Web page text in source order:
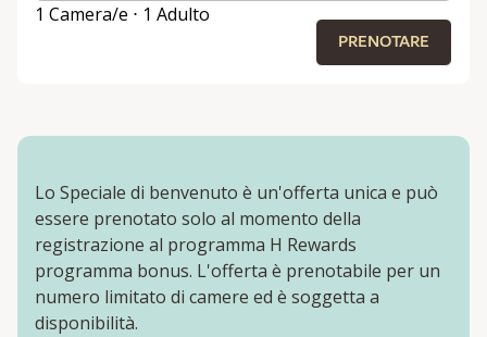
1 Camera/e ⋅ 1 Adulto
PRENOTARE
Lo Speciale di benvenuto è un'offerta unica e può
essere prenotato solo al momento della
registrazione al programma H Rewards
programma bonus. L'offerta è prenotabile per un
numero limitato di camere ed è soggetta a
disponibilità.